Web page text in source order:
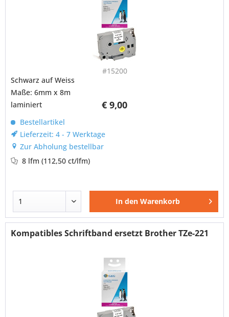
#15200
€ 9,00
Schwarz auf Weiss
Maße: 6mm x 8m
laminiert
Bestellartikel
Lieferzeit: 4 - 7 Werktage
Zur Abholung bestellbar
8 lfm(112,50 ct/lfm)
In den Warenkorb
Kompatibles Schriftband ersetzt Brother TZe-221